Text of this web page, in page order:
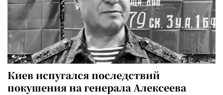
Киев испугался последствий
покушения на генерала Алексеева